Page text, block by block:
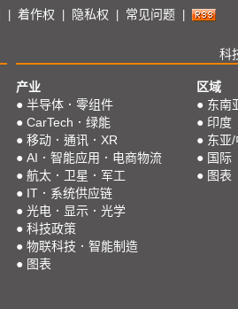
着作权 隐私权 常见问题
科
产业
● 半导体．零组件
● CarTech．绿能
● 移动．通讯．XR
● AI．智能应用．电商物流
● 航太．卫星．军工
● IT．系统供应链
● 光电．显示．光学
● 科技政策
● 物联科技．智能制造
● 图表
区域
● 东南
● 印度
● 东亚/
● 国际
● 图表